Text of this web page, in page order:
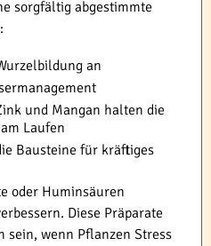
sorgfältig abgestimmte
an
und Mangan halten die
Laufen
Bausteine für kräftiges
oder Huminsäuren
Diese Präparate
sein, wenn Pflanzen Stress